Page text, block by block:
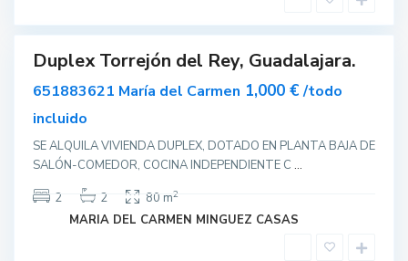
y
Duplex Torrejón del Rey, Guadalajara.
651883621 María del Carmen 1,000 €/todo
incluido
SE ALQUILA VIVIENDA DUPLEX, DOTADO EN PLANTA BAJA DE
SALÓN-COMEDOR, COCINA INDEPENDIENTE C ...
2
2 80 m2
MARIA DEL CARMEN MINGUEZ CASAS
A
l